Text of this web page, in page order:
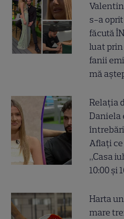
Valentin
s-a
făcută
luat
fanii
mă
Relația
Daniela
Aflați
„Casa
10:00 și
Harta
mare